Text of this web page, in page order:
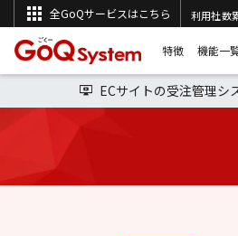
全GoQサービスはこちら 利用社数
特徴 機能一
ECサイトの受注管理